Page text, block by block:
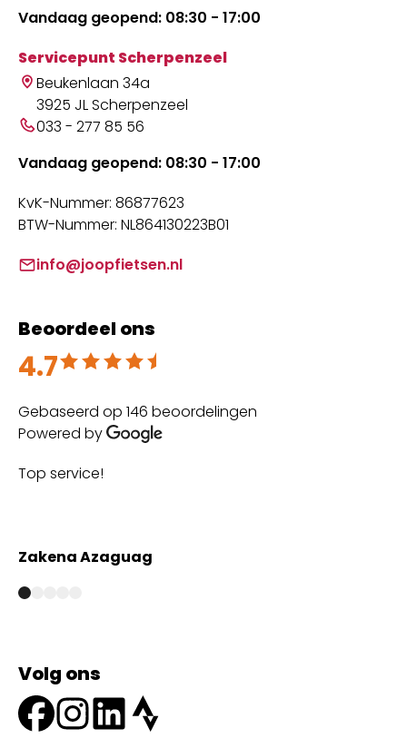
Vandaag geopend: 08:30 - 17:00
Servicepunt Scherpenzeel
Beukenlaan 34a
3925 JL Scherpenzeel
033 - 277 85 56
Vandaag geopend: 08:30 - 17:00
KvK-Nummer: 86877623
BTW-Nummer: NL864130223B01
info@joopfietsen.nl
Beoordeel ons
4.7
Beoordeeld met 4.7 uit 5
Gebaseerd op 146 beoordelingen
Powered by
Top service!
Zakena Azaguag
Volg ons